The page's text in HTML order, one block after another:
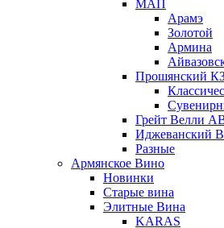
МАП
Арамэ
Золотой
Армина
Прошянский
Грейт Велли
Иджеванский
Разные
Армянское Вино
Новинки
Старые вина
Элитные Вина
KARAS